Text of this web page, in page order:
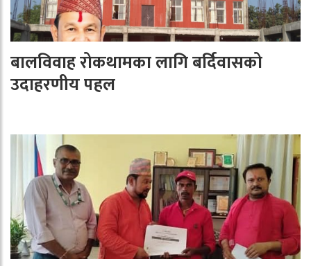
बालविवाह रोकथामका लागि बर्दिवासको
उदाहरणीय पहल